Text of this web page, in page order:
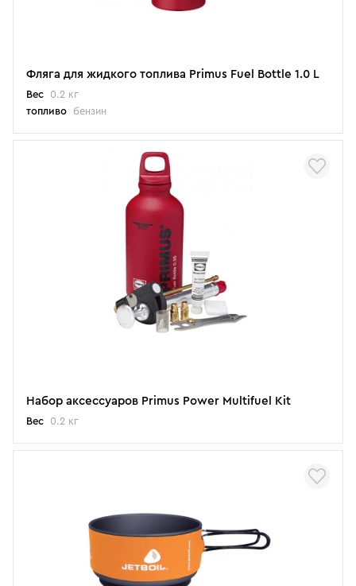
Фляга для жидкого топлива Primus Fuel Bottle 1.0 L
Вес
0.2 кг
топливо
бензин
Набор аксессуаров Primus Power Multifuel Kit
Вес 0.2 кг